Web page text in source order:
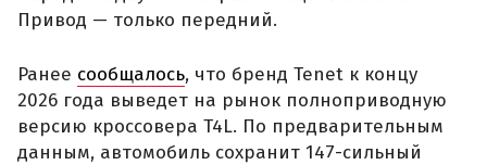
Привод — только передний.
Ранее сообщалось, что бренд Tenet к концу
2026 года выведет на рынок полноприводную
версию кроссовера T4L. По предварительным
данным, автомобиль сохранит 147-сильный